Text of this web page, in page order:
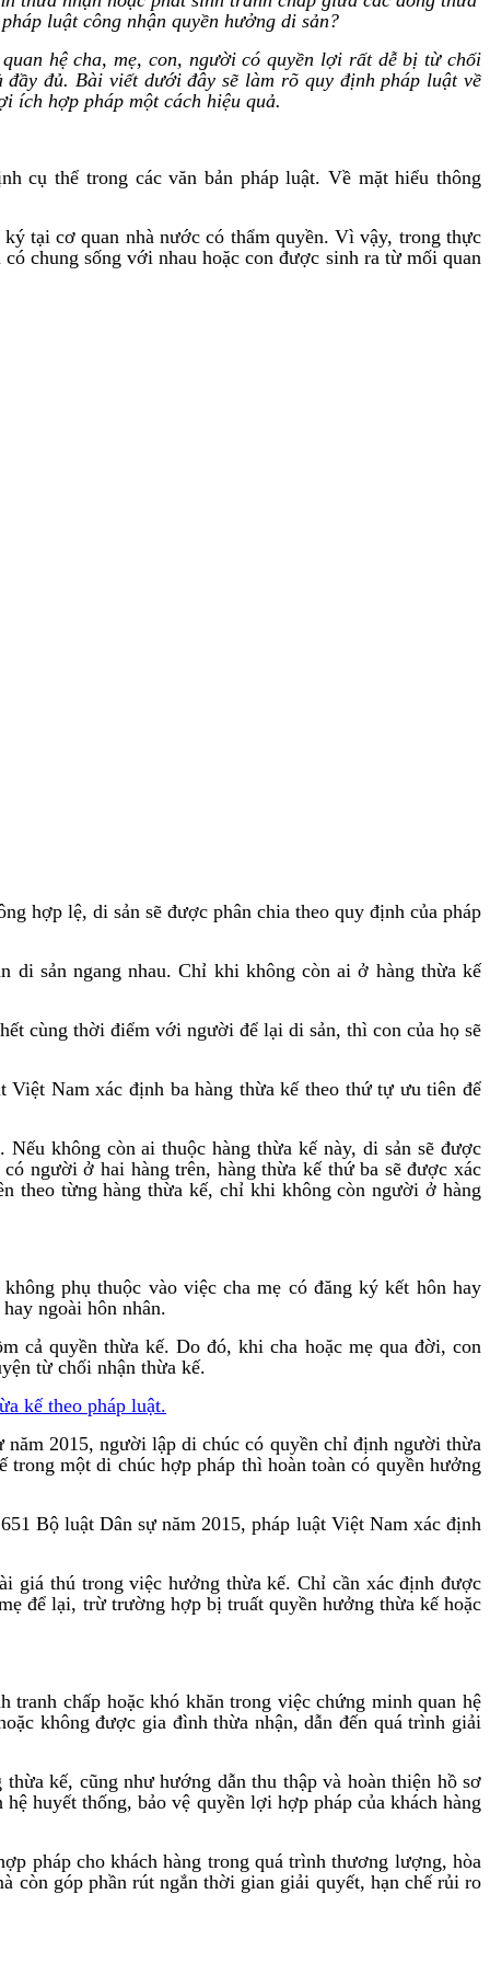
luật công nhận quyền hưởng di sản?
hệ cha, mẹ, con, người có quyền lợi rất dễ bị từ chối
đủ. Bài viết dưới đây sẽ làm rõ quy định pháp luật về
ích hợp pháp một cách hiệu quả.
cụ thể trong các văn bản pháp luật. Về mặt hiểu thông
tại cơ quan nhà nước có thẩm quyền. Vì vậy, trong thực
chung sống với nhau hoặc con được sinh ra từ mối quan
hợp lệ, di sản sẽ được phân chia theo quy định của pháp
di sản ngang nhau. Chỉ khi không còn ai ở hàng thừa kế
cùng thời điểm với người để lại di sản, thì con của họ sẽ
Nam xác định ba hàng thừa kế theo thứ tự ưu tiên để
không còn ai thuộc hàng thừa kế này, di sản sẽ được
người ở hai hàng trên, hàng thừa kế thứ ba sẽ được xác
theo từng hàng thừa kế, chỉ khi không còn người ở hàng
phụ thuộc vào việc cha mẹ có đăng ký kết hôn hay
ngoài hôn nhân.
cả quyền thừa kế. Do đó, khi cha hoặc mẹ qua đời, con
từ chối nhận thừa kế.
kế theo pháp luật.
2015, người lập di chúc có quyền chỉ định người thừa
một di chúc hợp pháp thì hoàn toàn có quyền hưởng
Bộ luật Dân sự năm 2015, pháp luật Việt Nam xác định
giá thú trong việc hưởng thừa kế. Chỉ cần xác định được
để lại, trừ trường hợp bị truất quyền hưởng thừa kế hoặc
chấp hoặc khó khăn trong việc chứng minh quan hệ
không được gia đình thừa nhận, dẫn đến quá trình giải
kế, cũng như hướng dẫn thu thập và hoàn thiện hồ sơ
huyết thống, bảo vệ quyền lợi hợp pháp của khách hàng
pháp cho khách hàng trong quá trình thương lượng, hòa
còn góp phần rút ngắn thời gian giải quyết, hạn chế rủi ro